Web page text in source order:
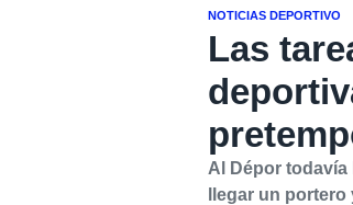
NOTICIAS DEPORTIVO
Las
Al Dépor
llegar un